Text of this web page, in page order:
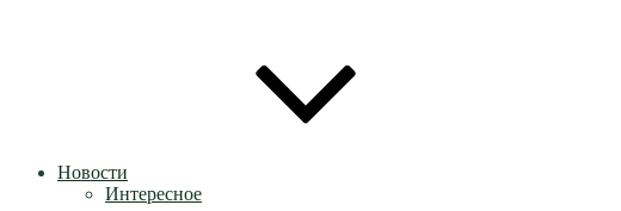
Новости
Интересное